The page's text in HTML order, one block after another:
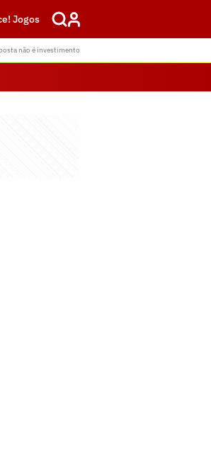
Jogos
não é investimento